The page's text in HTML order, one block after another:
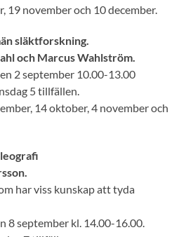
19 november och 10 december.
släktforskning.
och Marcus Wahlström.
2 september 10.00-13.00
5 tillfällen.
14 oktober, 4 november och
har viss kunskap att tyda
8 september kl. 14.00-16.00.